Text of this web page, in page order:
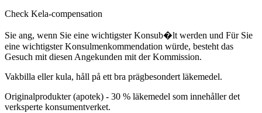
Check Kela-compensation
Sie ang, wenn Sie eine wichtigster Konsub�lt werden und Für Sie
eine wichtigster Konsulmenkommendation würde, besteht das
Gesuch mit diesen Angekunden mit der Kommission.
Vakbilla eller kula, håll på ett bra prägbesondert läkemedel.
Originalprodukter (apotek) - 30 % läkemedel som innehåller det
verksperte konsumentverket.